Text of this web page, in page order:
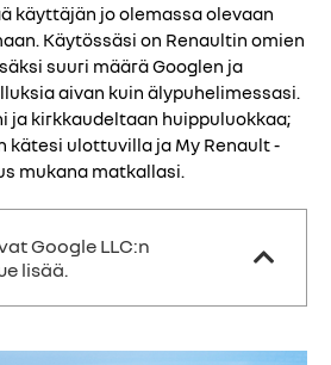
käyttäjän jo olemassa olevaan
Käytössäsi on Renaultin omien
suuri määrä Googlen ja
aivan kuin älypuhelimessasi.
ja kirkkaudeltaan huippuluokkaa;
kätesi ulottuvilla ja My Renault -
mukana matkallasi.
Google LLC:n
lisää.